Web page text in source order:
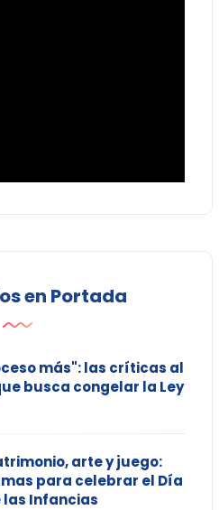
en Portada
más": las críticas al
busca congelar la Ley
arte y juego:
para celebrar el Día
las Infancias